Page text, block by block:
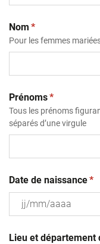
Nom (obligatoire)
*
Pour les femmes
Prénoms(obligatoire)
*
Tous les prénoms
séparés d’une virgule
Date de naissance*
slash
Lieu et département